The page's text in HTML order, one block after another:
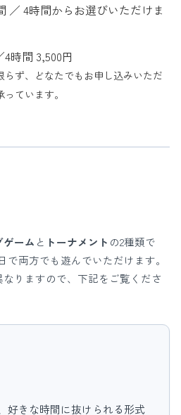
／ 4時間からお選びいただけま
時間 3,500円
ず、どなたでもお申し込みいただ
ています。
ゲーム と トーナメント の2種類で
両方でも遊んでいただけます。
りますので、下記をご覧くださ
好きな時間に抜けられる形式